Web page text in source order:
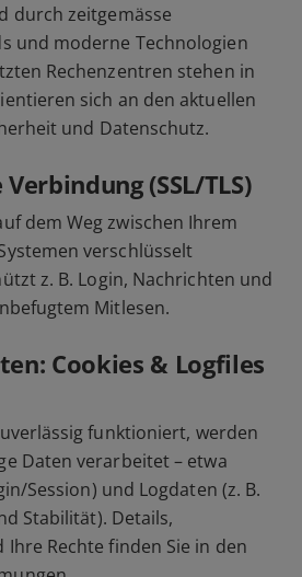
durch zeitgemässe
und moderne Technologien
Rechenzentren stehen in
sich an den aktuellen
und Datenschutz.
(SSL/TLS)
dem Weg zwischen Ihrem
verschlüsselt
z. B. Login, Nachrichten und
Mitlesen.
Cookies & Logfiles
funktioniert, werden
Daten verarbeitet – etwa
Session) und Logdaten (z. B.
Stabilität). Details,
Rechte finden Sie in den